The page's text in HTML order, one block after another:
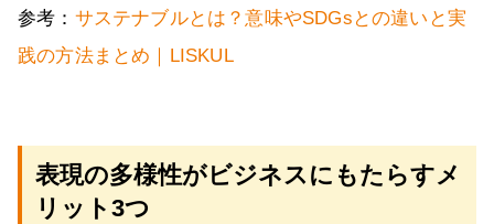
参考： サステナブルとは？意味やSDGsとの違いと実
践の方法まとめ｜LISKUL
表現の多様性がビジネスにもたらすメ
リット3つ